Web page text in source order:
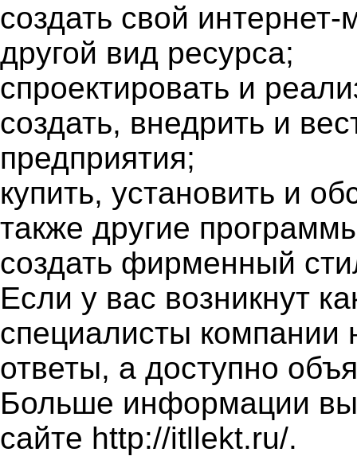
создать свой интернет-
другой вид ресурса;
спроектировать и
создать, внедрить и
предприятия;
купить, установить и
также другие
создать фирменный
Если у вас возникнут
специалисты компании
ответы, а доступно
Больше информации
сайте http://itllekt.ru/.